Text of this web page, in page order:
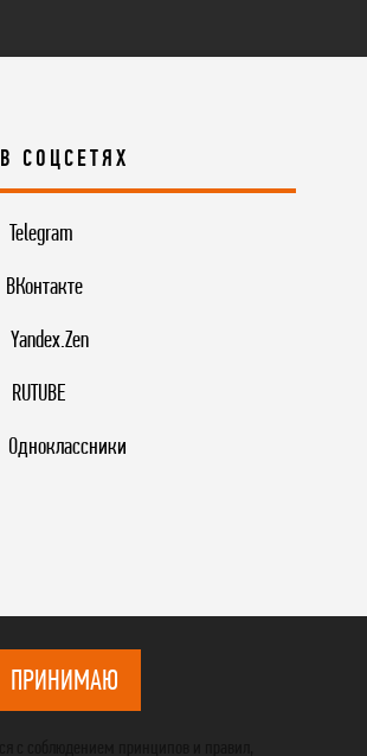
СОЦСЕТЯХ
Telegram
ВКонтакте
Yandex.Zen
RUTUBE
Одноклассники
с соблюдением принципов и правил,
ПРИНИМАЮ